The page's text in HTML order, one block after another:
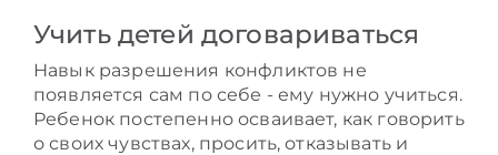
Учить детей договариваться
Навык разрешения конфликтов не
появляется сам по себе - ему нужно учиться.
Ребенок постепенно осваивает, как говорить
о своих чувствах, просить, отказывать и